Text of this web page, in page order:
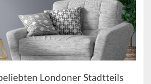
Londoner Stadtteils